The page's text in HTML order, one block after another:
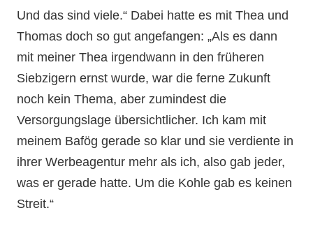
Und das sind viele.“ Dabei hatte es mit Thea und
Thomas doch so gut angefangen: „Als es dann
mit meiner Thea irgendwann in den früheren
Siebzigern ernst wurde, war die ferne Zukunft
noch kein Thema, aber zumindest die
Versorgungslage übersichtlicher. Ich kam mit
meinem Bafög gerade so klar und sie verdiente in
ihrer Werbeagentur mehr als ich, also gab jeder,
was er gerade hatte. Um die Kohle gab es keinen
Streit.“